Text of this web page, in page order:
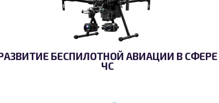
БЕСПИЛОТНОЙ АВИАЦИИ В СФЕРЕ
ЧС